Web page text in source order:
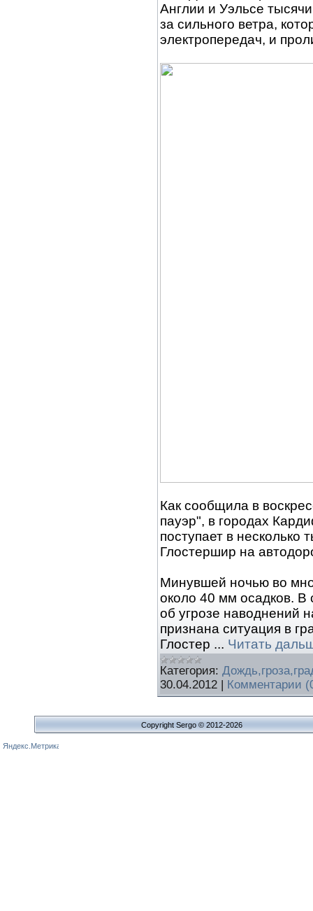
Англии и Уэльсе
за сильного ветра,
электропередач, и
Как сообщила в
пауэр", в городах
поступает в несколько
Глостершир на
Минувшей ночью во
около 40 мм осадков. В
об угрозе наводнений
признана ситуация в
Глостер ... Читать
Категория:
30.04.2012 | Комментарии
Copyright Sergo © 2012-2026